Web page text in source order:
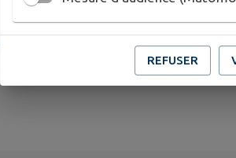
REFUSER